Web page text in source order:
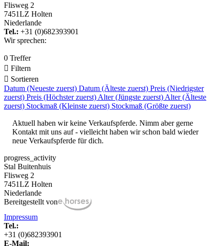
Flisweg 2
7451LZ Holten
Niederlande
Tel.: +31 (0)682393901
Wir sprechen:
0 Treffer
 Filtern
 Sortieren
Datum (Neueste zuerst) Datum (Älteste zuerst) Preis (Niedrigster
zuerst) Preis (Höchster zuerst) Alter (Jüngste zuerst) Alter (Älteste
zuerst) Stockmaß (Kleinste zuerst) Stockmaß (Größte zuerst)
Aktuell haben wir keine Verkaufspferde. Nimm aber gerne
Kontakt mit uns auf - vielleicht haben wir schon bald wieder
neue Verkaufspferde für dich.
progress_activity
Stal Buitenhuis
Flisweg 2
7451LZ Holten
Niederlande
Bereitgestellt von
Impressum
Tel.:
+31 (0)682393901
E-Mail: